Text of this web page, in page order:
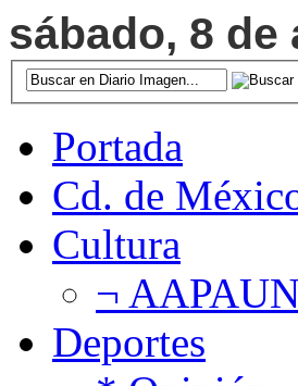
sábado, 8 de
Portada
Cd. de
Cultura
¬
Deportes